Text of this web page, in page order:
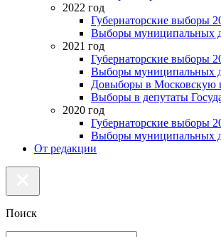
2022 год
Губернаторские выборы
Выборы муниципальных
2021 год
Губернаторские выборы
Выборы муниципальных
Довыборы в Московскую
Выборы в депутаты
2020 год
Губернаторские выборы
Выборы муниципальных
От редакции
Поиск